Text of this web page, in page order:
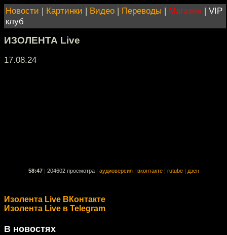
Новости | Картинки | Видео | Переводы | Магазин | VIP
клуб
ИЗОЛЕНТА Live
17.08.24
58:47 204602 просмотра аудиоверсия вконтакте rutube дзен
Изолента Live ВКонтакте
Изолента Live в Telegram
В новостях